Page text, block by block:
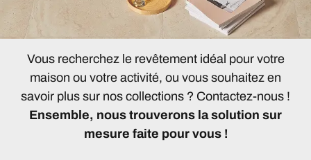
Vous recherchez le revêtement idéal pour votre
maison ou votre activité, ou vous souhaitez en
savoir plus sur nos collections ? Contactez-nous !
Ensemble, nous trouverons la solution sur
mesure faite pour vous !